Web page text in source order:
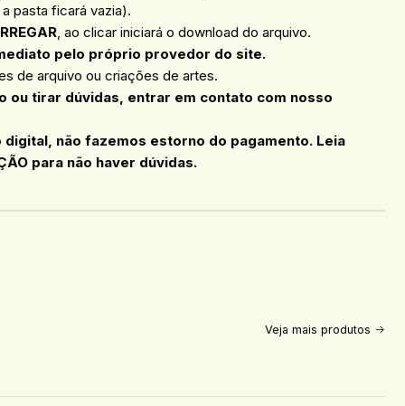
pasta ficará vazia).
, ao clicar iniciará o download do arquivo.
pelo próprio provedor do site.
de arquivo ou criações de artes.
ou tirar dúvidas, entrar em contato com nosso
não fazemos estorno do pagamento. Leia
para não haver dúvidas.
Veja mais produtos